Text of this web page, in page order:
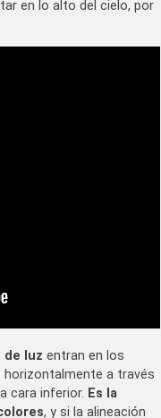
en lo alto del cielo, por
de luz entran en los
a través
cara inferior. Es la
, y si la alineación